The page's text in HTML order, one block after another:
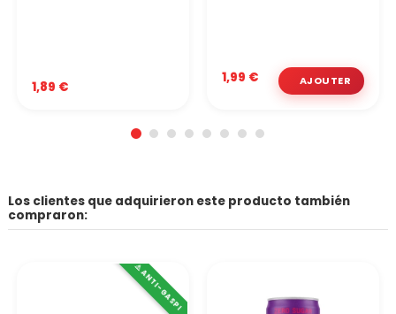
1,89 €
1,99 €
Los clientes que adquirieron este producto también
compraron:
⚠️ ANTI-GASPI